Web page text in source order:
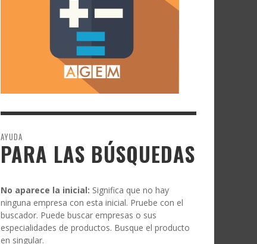
AYUDA
PARA LAS BÚSQUEDAS
No aparece la inicial: Significa que no hay
ninguna empresa con esta inicial. Pruebe con el
buscador. Puede buscar empresas o sus
especialidades de productos. Busque el producto
en singular.